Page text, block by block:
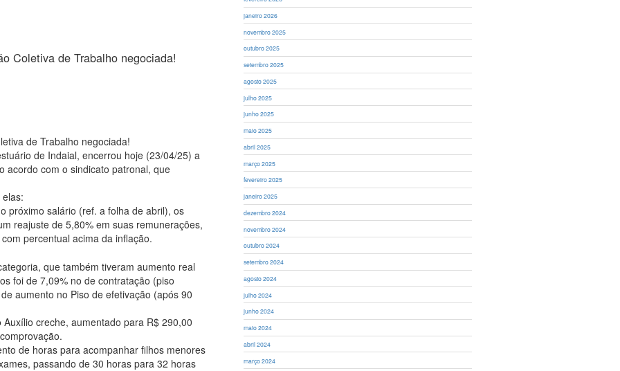
Coletiva de Trabalho negociada!
de Trabalho negociada!
de Indaial, encerrou hoje (23/04/25) a
acordo com o sindicato patronal, que
próximo salário (ref. a folha de abril), os
reajuste de 5,80% em suas remunerações,
percentual acima da inflação.
que também tiveram aumento real
foi de 7,09% no de contratação (piso
aumento no Piso de efetivação (após 90
creche, aumentado para R$ 290,00
de horas para acompanhar filhos menores
passando de 30 horas para 32 horas
janeiro 2026
novembro 2025
outubro 2025
setembro 2025
agosto 2025
julho 2025
junho 2025
maio 2025
abril 2025
março 2025
fevereiro 2025
janeiro 2025
dezembro 2024
novembro 2024
outubro 2024
setembro 2024
agosto 2024
julho 2024
junho 2024
maio 2024
abril 2024
março 2024